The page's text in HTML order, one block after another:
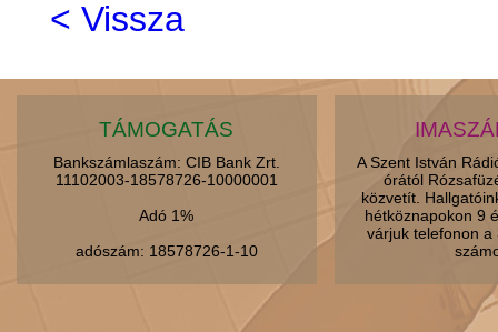
< Vissza
TÁMOGATÁS
Bankszámlaszám: CIB Bank Zrt.
11102003-18578726-10000001
Adó 1%
adószám: 18578726-1-10
A Szent István
órától
közvetít.
hétköznapokon 9
várjuk telefonon